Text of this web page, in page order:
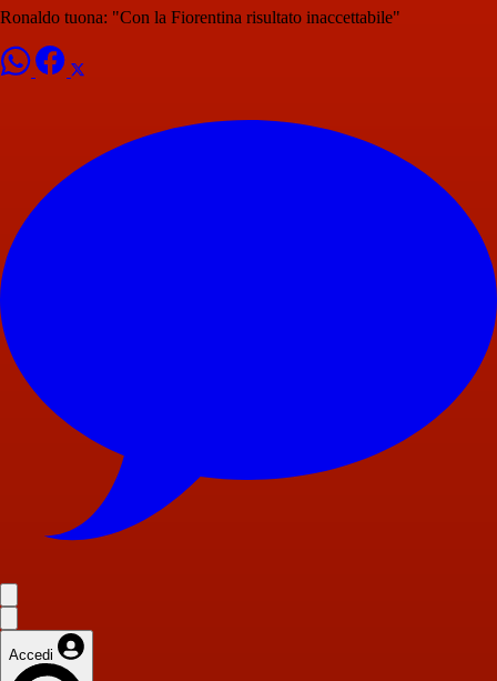
Ronaldo tuona: "Con la Fiorentina risultato inaccettabile"
Accedi